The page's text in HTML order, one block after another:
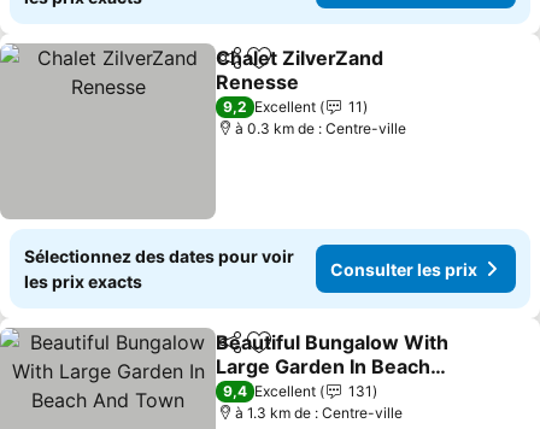
PartagerAjouter à mes favoris
Chalet ZilverZand
Renesse
Consulter les prix
9,2 Excellent
11
à 0.3 km de : Centre-ville
Sélectionnez des dates pour voir
les prix exacts
Consulter les prix
PartagerAjouter à mes favoris
Beautiful Bungalow With
Large Garden In Beach
And Town
Consulter les prix
9,4 Excellent
131
à 1.3 km de : Centre-ville